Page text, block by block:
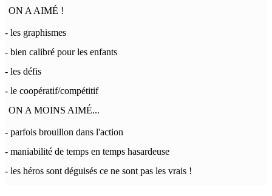
ON A AIMÉ !
- les graphismes
- bien calibré pour les enfants
- les défis
- le coopératif/compétitif
ON A MOINS AIMÉ...
- parfois brouillon dans l'action
- maniabilité de temps en temps hasardeuse
- les héros sont déguisés ce ne sont pas les vrais !